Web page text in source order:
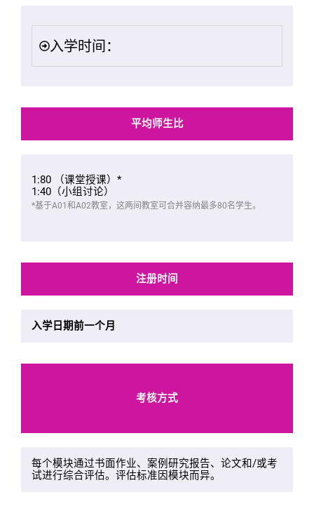
入学时间：
平均师生比
1:80 （课堂授课）*
1:40（小组讨论）
*基于A01和A02教室，这两间教室可合并容纳最多80名学生。
注册时间
入学日期前一个月
考核方式
每个模块通过书面作业、案例研究报告、论文和/或考
试进行综合评估。评估标准因模块而异。